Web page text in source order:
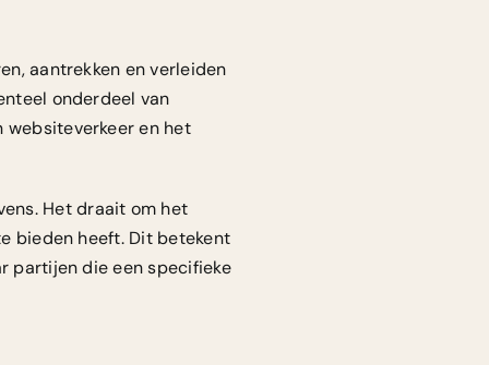
aantrekken en verleiden
onderdeel van
websiteverkeer en het
Het draait om het
bieden heeft. Dit betekent
partijen die een specifieke